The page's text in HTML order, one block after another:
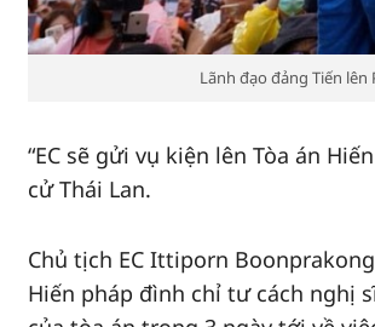
Lãnh đạo đảng Tiến
“EC sẽ gửi vụ kiện lên Tòa án
cử Thái Lan.
Chủ tịch EC Ittiporn
Hiến pháp đình chỉ tư cách nghị